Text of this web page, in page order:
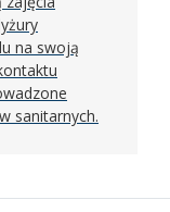
na swoją
sanitarnych.